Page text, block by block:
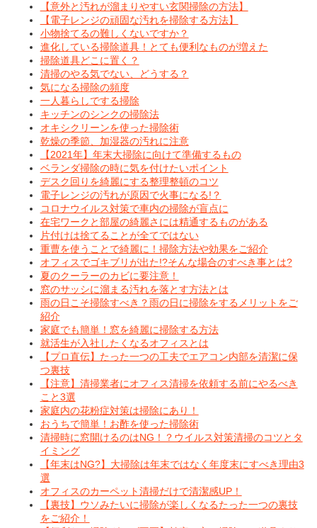
【意外と汚れが溜まりやすい玄関掃除の方法】
【電子レンジの頑固な汚れを掃除する方法】
小物捨てるの難しくないですか？
進化している掃除道具！とても便利なものが増えた
掃除道具どこに置く？
清掃のやる気でない、どうする？
気になる掃除の頻度
一人暮らしでする掃除
キッチンのシンクの掃除法
オキシクリーンを使った掃除術
乾燥の季節、加湿器の汚れに注意
【2021年】年末大掃除に向けて準備するもの
ベランダ掃除の時に気を付けたいポイント
デスク回りを綺麗にする整理整頓のコツ
電子レンジの汚れが原因で火事になる!？
コロナウイルス対策で車内の掃除が盲点に
在宅ワークと部屋の綺麗さには精通するものがある
片付けは捨てることが全てではない
重曹を使うことで綺麗に！掃除方法や効果をご紹介
オフィスでゴキブリが出た!?そんな場合のすべき事とは?
夏のクーラーのカビに要注意！
窓のサッシに溜まる汚れを落とす方法とは
雨の日こそ掃除すべき？雨の日に掃除をするメリットをご
紹介
家庭でも簡単！窓を綺麗に掃除する方法
就活生が入社したくなるオフィスとは
【プロ直伝】たった一つの工夫でエアコン内部を清潔に保
つ裏技
【注意】清掃業者にオフィス清掃を依頼する前にやるべき
こと3選
家庭内の花粉症対策は掃除にあり！
おうちで簡単！お酢を使った掃除術
清掃時に窓開けるのはNG！？ウイルス対策清掃のコツとタ
イミング
【年末はNG?】大掃除は年末ではなく年度末にすべき理由3
選
オフィスのカーペット清掃だけで清潔感UP！
【裏技】ウソみたいに掃除が楽しくなるたった一つの裏技
をご紹介！